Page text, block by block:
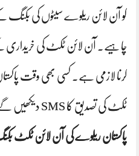
کو آن لائن ریلوے سیٹوں کی بکنگ
چاہیے۔ آن لائن ٹکٹ کی خریداری
کرنا لازمی ہے۔ کسی بھی وقت
ٹکٹ کی تصدیق کا SMS دیکھیں گے
پاکستان ریلوے کی آن لائن ٹکٹ